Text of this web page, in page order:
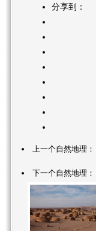
分享到：
上一个自然地理：
下一个自然地理：